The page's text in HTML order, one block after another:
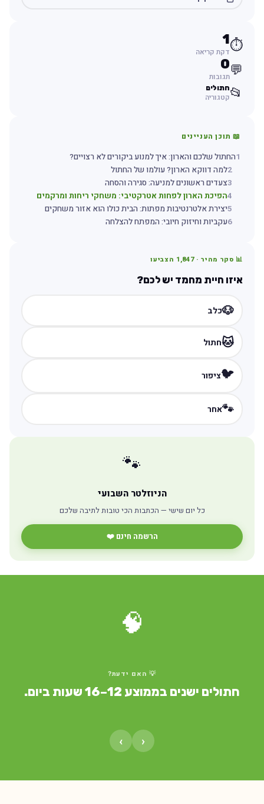
⏱️
1
דקת קריאה
💬
0
תגובות
📂חתולים
קטגוריה
📖 תוכן העניינים
החתול שלכם והארון: איך למנוע ביקורים לא רצויים?
2למה דווקא הארון? עולמו של החתול
צעדים ראשונים למניעה: סגירה והסחה
הפיכת הארון לפחות אטרקטיבי: משחקי ריחות ומרקמים
יצירת אלטרנטיבות מפתות: הבית כולו הוא אזור משחקים
6עקביות וחיזוק חיובי: המפתח להצלחה
📊 סקר מהיר · 1,847הצביעו
איזו חיית מחמד יש לכם?
🐶כלב
🐱חתול
🐦ציפור
🐾אחר
🐾
הניוזלטר השבועי
כל יום שישי — הכתבות הכי טובות לתיבה שלכם
הרשמה חינם ❤️
🧠
💡 האם ידעת?
חתולים ישנים בממוצע 12–16 שעות ביום.